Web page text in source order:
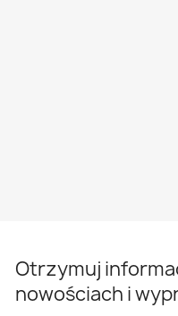
Otrzymuj
nowościach i